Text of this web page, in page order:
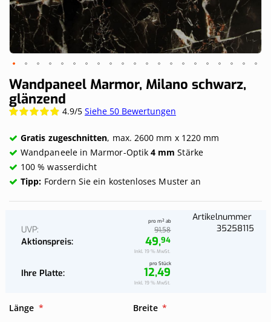
Skip
to
the
beginning
the
gallery
Wandpaneel Marmor, Milano schwarz,
glänzend
Wertung:
4.9/5 Siehe 50 Bewertungen
Gratis zugeschnitten, max. 2600 mm x 1220 mm
Wandpaneele in Marmor-Optik4 mm Stärke
100 % wasserdicht
Tipp: Fordern Sie ein kostenloses Muster an
UVP 91,58
Aktionspreis
pro m² ab
49,94
Inkl. 19 % MwSt.
Ihre Platte
pro Stück
12,49
Inkl. 19 % MwSt.
Artikelnummer
35258115
Länge Breite